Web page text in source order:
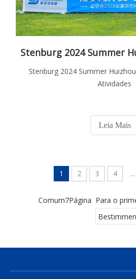
Stenburg 2024 Summer
Atividades
Leia Mais
1 2 3 4 ...
Comum7Página Para o
Bestimmen